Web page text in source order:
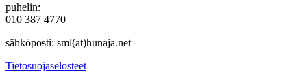
puhelin:
010 387 4770
sähköposti: sml(at)hunaja.net
Tietosuojaselosteet